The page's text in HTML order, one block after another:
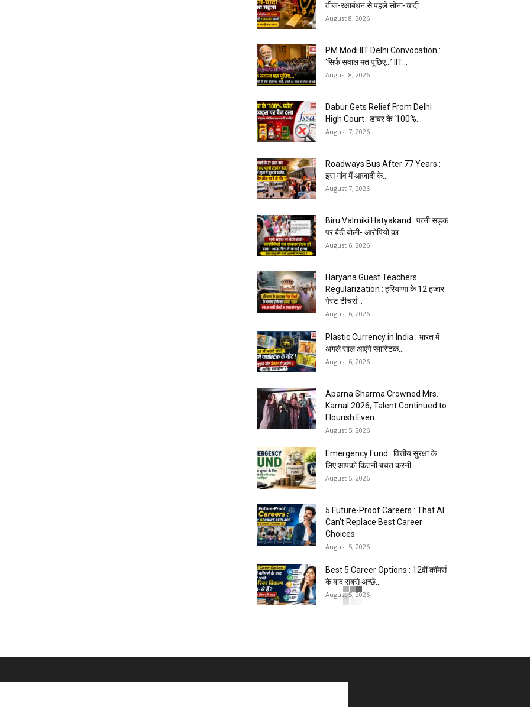
तीज-रक्षाबंधन से पहले सोना-चांदी...
August 8, 2026
PM Modi IIT Delhi Convocation :
‘सिर्फ सवाल मत पूछिए…’ IIT...
August 8, 2026
Dabur Gets Relief From Delhi
High Court : डाबर के ‘100%...
August 7, 2026
Roadways Bus After 77 Years :
इस गांव में आजादी के...
August 7, 2026
Biru Valmiki Hatyakand : पत्नी सड़क
पर बैठी बोली- आरोपियों का...
August 6, 2026
Haryana Guest Teachers
Regularization : हरियाणा के 12 हजार
गेस्ट टीचर्स...
August 6, 2026
Plastic Currency in India : भारत में
अगले साल आएंगे प्लास्टिक...
August 6, 2026
Aparna Sharma Crowned Mrs.
Karnal 2026, Talent Continued to
Flourish Even...
August 5, 2026
Emergency Fund : वित्तीय सुरक्षा के
लिए आपको कितनी बचत करनी...
August 5, 2026
5 Future-Proof Careers : That AI
Can’t Replace Best Career
Choices
August 5, 2026
Best 5 Career Options : 12वीं कॉमर्स
के बाद सबसे अच्छे...
August 5, 2026